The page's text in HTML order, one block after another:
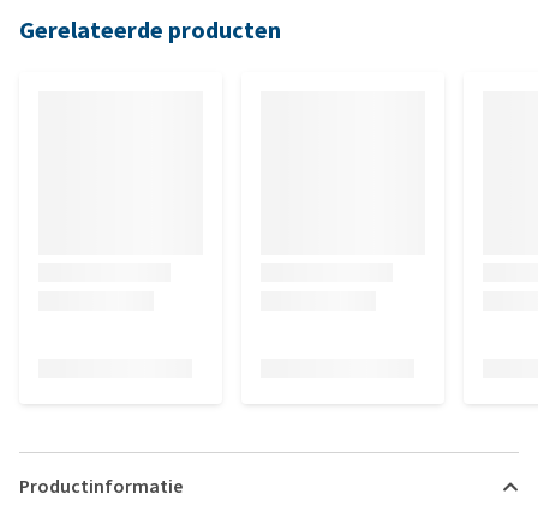
Gerelateerde producten
Productinformatie